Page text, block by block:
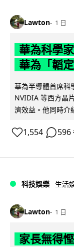
Lawton 1 日
華為科學
華為「韜
華為半導體首席科
NVIDIA 等西方晶
濟效益。他同時介
1,554 596
科技娛樂 生活
Lawton 1 日
家長無得